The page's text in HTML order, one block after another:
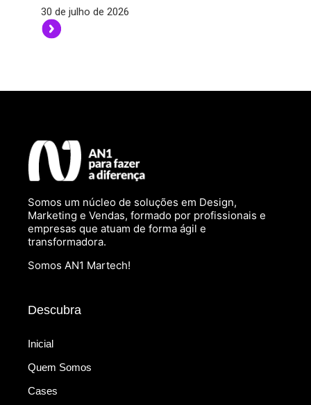
30 de julho de 2026
Somos um núcleo de soluções em Design,
Marketing e Vendas, formado por profissionais e
empresas que atuam de forma ágil e
transformadora.
Somos AN1 Martech!
Descubra
Inicial
Quem Somos
Cases